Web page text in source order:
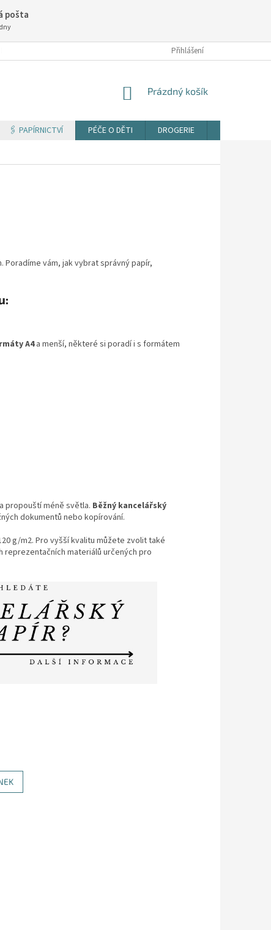
pošta
PODMÍNKY Přihlášení
NÁKUPNÍ
Prázdný košík
🖇️ PAPÍRNICTVÍ PÉČE O DĚTI DROGERIE
vám, jak vybrat správný papír,
A4a menší, některé si poradí i s formátem
propouští méně světla. Běžný kancelářský
dokumentů nebo kopírování.
g/m2. Pro vyšší kvalitu můžete zvolit také
reprezentačních materiálů určených pro